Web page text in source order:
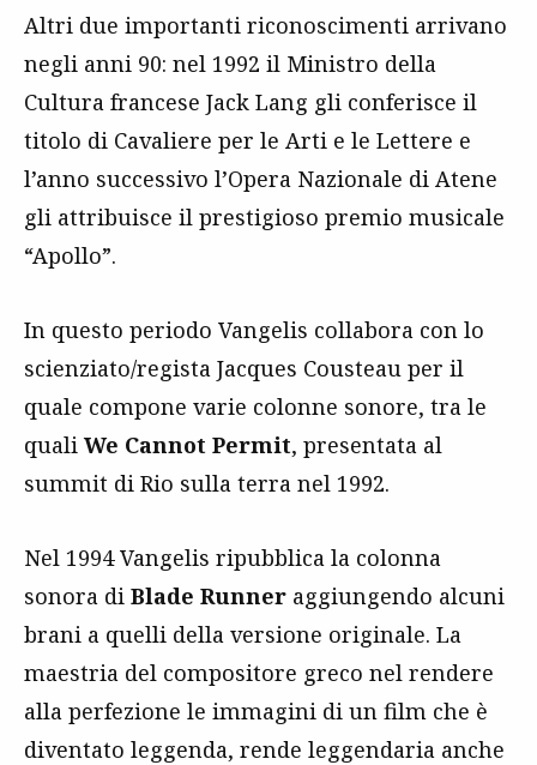
Altri due importanti riconoscimenti arrivano
negli anni 90: nel 1992 il Ministro della
Cultura francese Jack Lang gli conferisce il
titolo di Cavaliere per le Arti e le Lettere e
l’anno successivo l’Opera Nazionale di Atene
gli attribuisce il prestigioso premio musicale
“Apollo”.
In questo periodo Vangelis collabora con lo
scienziato/regista Jacques Cousteau per il
quale compone varie colonne sonore, tra le
quali We Cannot Permit, presentata al
summit di Rio sulla terra nel 1992.
Nel 1994 Vangelis ripubblica la colonna
sonora di Blade Runner aggiungendo alcuni
brani a quelli della versione originale. La
maestria del compositore greco nel rendere
alla perfezione le immagini di un film che è
diventato leggenda, rende leggendaria anche